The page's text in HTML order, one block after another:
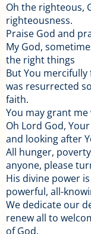
Oh the righteous,
righteousness.
Praise God and
My God,
the right things
But You mercifully
was resurrected
faith.
You may grant
Oh Lord God,
and looking after
All hunger,
anyone, please
His divine power
powerful, all-
We dedicate our
renew all to
of God.